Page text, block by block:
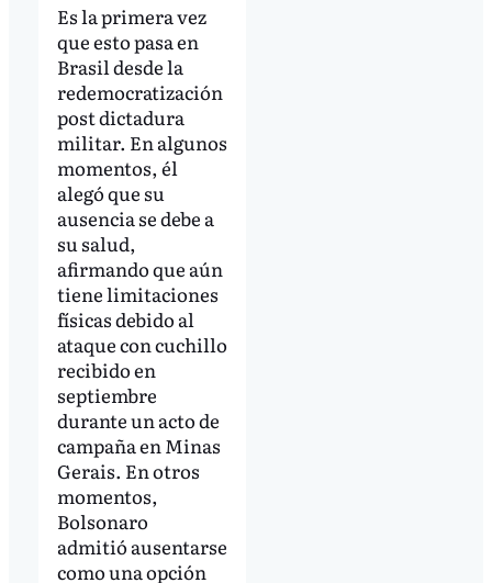
Es la primera vez
que esto pasa en
Brasil desde la
redemocratización
post dictadura
militar. En algunos
momentos, él
alegó que su
ausencia se debe a
su salud,
afirmando que aún
tiene limitaciones
físicas debido al
ataque con cuchillo
recibido en
septiembre
durante un acto de
campaña en Minas
Gerais. En otros
momentos,
Bolsonaro
admitió ausentarse
como una opción